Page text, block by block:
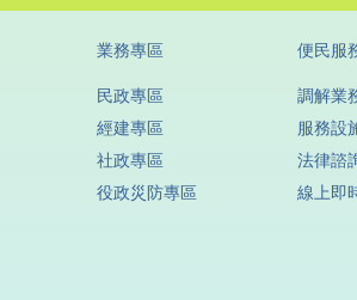
業務專區
民政專區
經建專區
社政專區
役政災防專區
便民服
調解業
服務設
法律諮
線上即